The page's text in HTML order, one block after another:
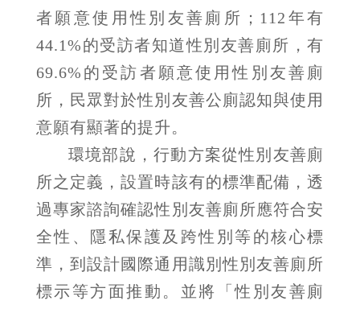
者願意使用性別友善廁所；112年有
44.1%的受訪者知道性別友善廁所，有
69.6%的受訪者願意使用性別友善廁
所，民眾對於性別友善公廁認知與使用
意願有顯著的提升。
環境部說，行動方案從性別友善廁
所之定義，設置時該有的標準配備，透
過專家諮詢確認性別友善廁所應符合安
全性、隱私保護及跨性別等的核心標
準，到設計國際通用識別性別友善廁所
標示等方面推動。並將「性別友善廁